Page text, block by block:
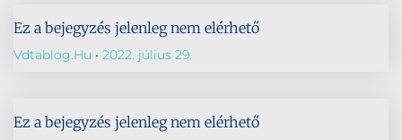
Ez a bejegyzés jelenleg nem elérhető
Vdtablog.hu 2022. július 29.
Ez a bejegyzés jelenleg nem elérhető